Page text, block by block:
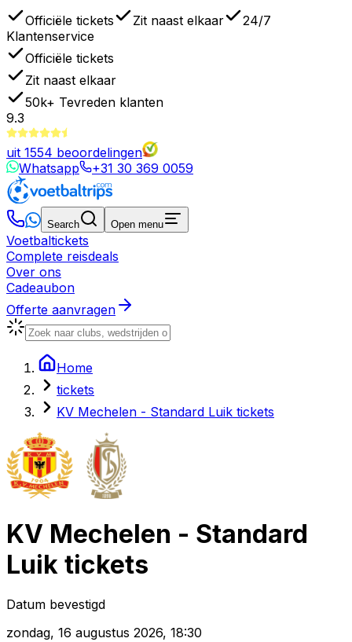
Officiële tickets Zit naast elkaar
24/7
Klantenservice
Officiële tickets
Zit naast elkaar
50k+ Tevreden klanten
9.3
uit 1554 beoordelingen
Whatsapp
+31 30 369 0059
Search Open menu
Voetbaltickets
Complete reisdeals
Over ons
Cadeaubon
Offerte aanvragen
Home
tickets
KV Mechelen - Standard Luik tickets
KV Mechelen - Standard
Luik tickets
Datum bevestigd
zondag, 16 augustus 2026, 18:30